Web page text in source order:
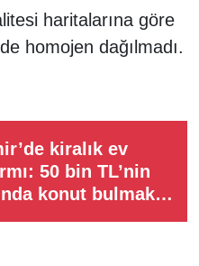
haritalarına göre
homojen dağılmadı.
kiralık ev
50 bin TL’nin
konut bulmak